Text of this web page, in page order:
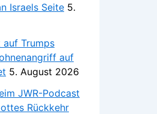
Israels Seite 5.
Trumps
auf
5. August 2026
JWR-Podcast
Rückkehr